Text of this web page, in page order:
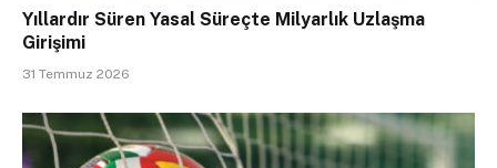
Yıllardır Süren Yasal Süreçte Milyarlık Uzlaşma
Girişimi
31 Temmuz 2026